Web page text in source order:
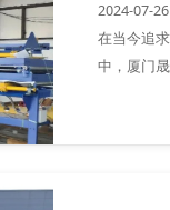
2024-07-26
在当今追
中，厦门